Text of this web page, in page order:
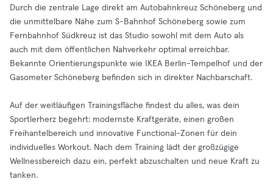
Durch die zentrale Lage direkt am Autobahnkreuz Schöneberg und
die unmittelbare Nähe zum S-Bahnhof Schöneberg sowie zum
Fernbahnhof Südkreuz ist das Studio sowohl mit dem Auto als
auch mit dem öffentlichen Nahverkehr optimal erreichbar.
Bekannte Orientierungspunkte wie IKEA Berlin-Tempelhof und der
Gasometer Schöneberg befinden sich in direkter Nachbarschaft.
Auf der weitläufigen Trainingsfläche findest du alles, was dein
Sportlerherz begehrt: modernste Kraftgeräte, einen großen
Freihantelbereich und innovative Functional-Zonen für dein
individuelles Workout. Nach dem Training lädt der großzügige
Wellnessbereich dazu ein, perfekt abzuschalten und neue Kraft zu
tanken.